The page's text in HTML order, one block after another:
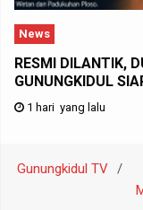
News
RESMI DILANTIK,
GUNUNGKIDUL
1 hari yang lalu
Gunungkidul TV